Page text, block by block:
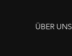
ÜBER UNS